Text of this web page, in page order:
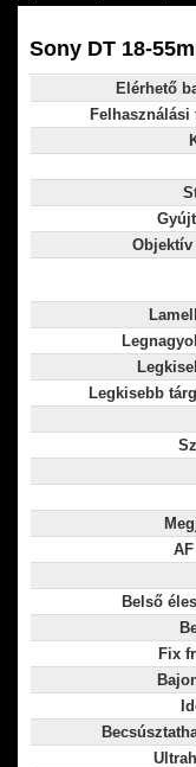
Sony DT 18-
Elérhető
Felhasználási
Objektív
Legkisebb
Belső
Fix